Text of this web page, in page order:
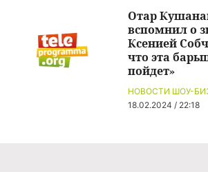
НОВОСТИ ШОУ-
18.02.2024 / 22:18
Отар
вспомнил о
Ксенией
что эта
пойдет»